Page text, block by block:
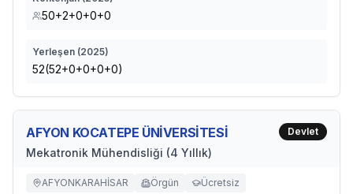
50+2+0+0+0
Yerleşen (2025)
52(52+0+0+0+0)
AFYON KOCATEPE ÜNİVERSİTESİ
Mekatronik Mühendisliği (4 Yıllık)
Devlet
AFYONKARAHİSAR Örgün Ücretsiz